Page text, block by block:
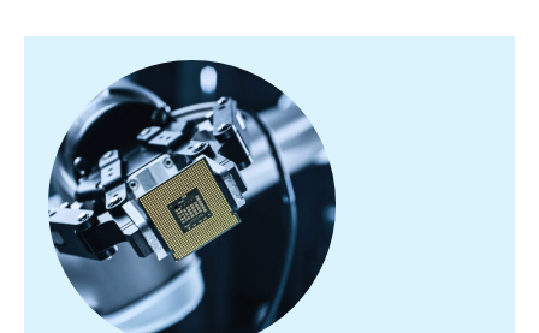
principale